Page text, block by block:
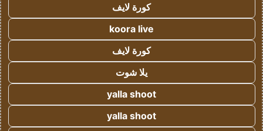
كورة لايف
koora live
كورة لايف
يلا شوت
yalla shoot
yalla shoot